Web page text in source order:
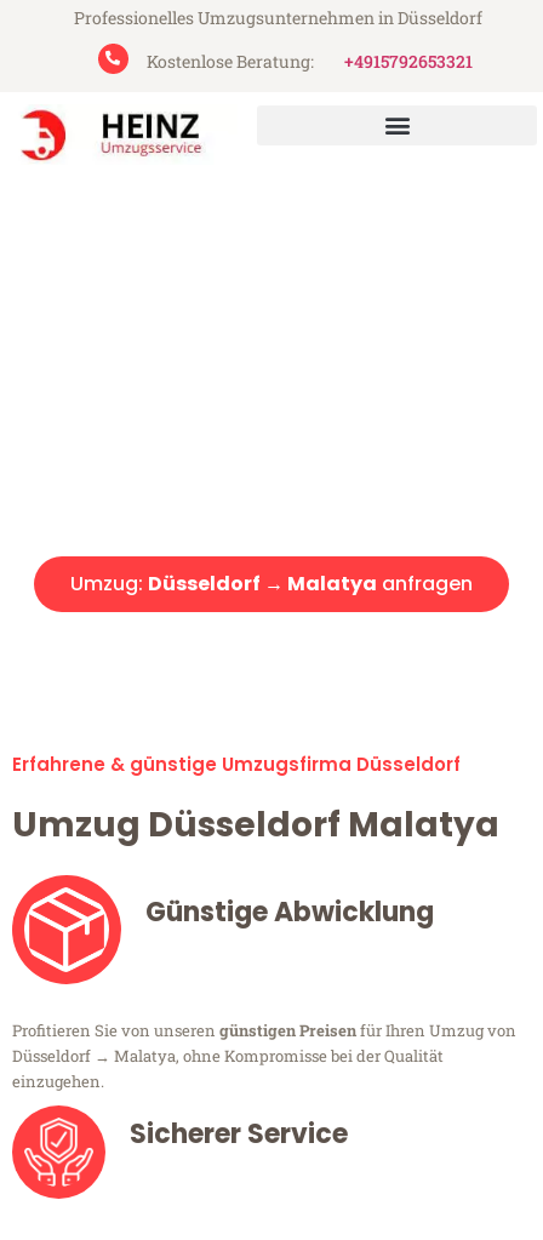
Professionelles Umzugsunternehmen in Düsseldorf
Kostenlose Beratung:
+4915792653321
Umzug: Düsseldorf → Malatya anfragen
Erfahrene & günstige Umzugsfirma Düsseldorf
Umzug Düsseldorf Malatya
Günstige Abwicklung
Profitieren Sie von unseren günstigen Preisenfür Ihren Umzug von
Düsseldorf → Malatya, ohne Kompromisse bei der Qualität
einzugehen.
Sicherer Service